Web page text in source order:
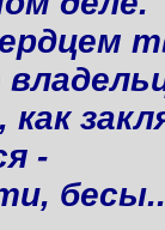
как
-